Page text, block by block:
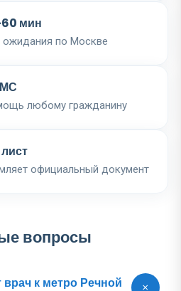
мин
по Москве
любому гражданину
официальный документ
вопросы
к метро Речной